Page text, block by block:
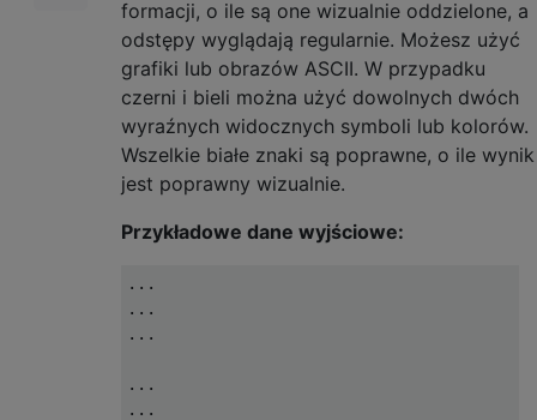
formacji, o ile są one wizualnie oddzielone, a
odstępy wyglądają regularnie. Możesz użyć
grafiki lub obrazów ASCII. W przypadku
czerni i bieli można użyć dowolnych dwóch
wyraźnych widocznych symboli lub kolorów.
Wszelkie białe znaki są poprawne, o ile wynik
jest poprawny wizualnie.
Przykładowe dane wyjściowe:
...
...
...
...
...